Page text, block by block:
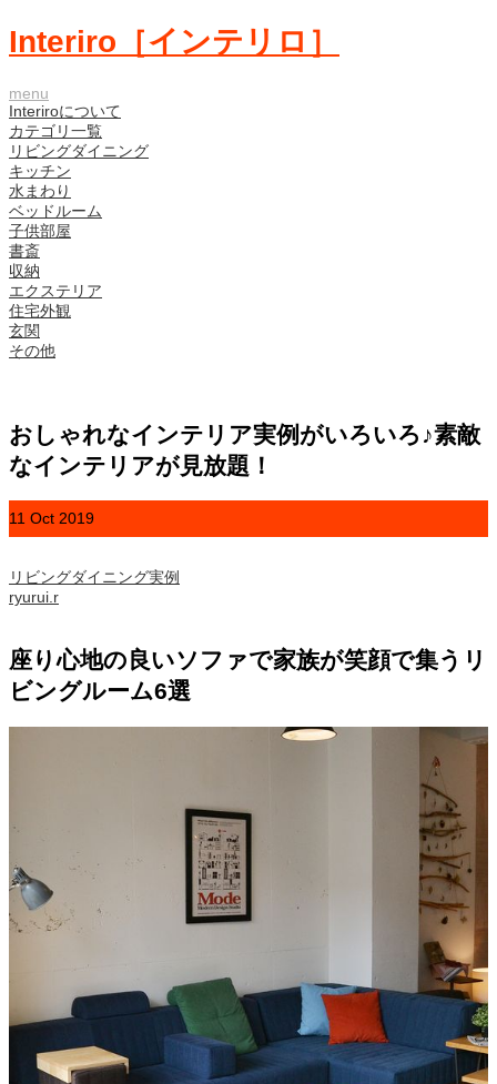
Interiro［インテリロ］
menu
Interiroについて
カテゴリ一覧
リビングダイニング
キッチン
水まわり
ベッドルーム
子供部屋
書斎
収納
エクステリア
住宅外観
玄関
その他
おしゃれなインテリア実例がいろいろ♪素敵
なインテリアが見放題！
11 Oct 2019
リビングダイニング実例
ryurui.r
座り心地の良いソファで家族が笑顔で集うリ
ビングルーム6選